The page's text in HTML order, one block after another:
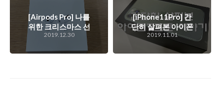
[Airpods Pro] 나를
위한 크리스마스 선
물인 에어팟 프로에
2019.12.30
[iPhone11Pro] 간
단히 살펴본 아이폰
11프로 이야기
2019.11.01